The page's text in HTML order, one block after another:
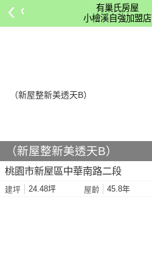
有巢氏房屋
小檜溪自強加盟店
（新屋整新美透天B）
桃園市新屋區中華南路二段
建坪 24.48坪 屋齡 45.8年